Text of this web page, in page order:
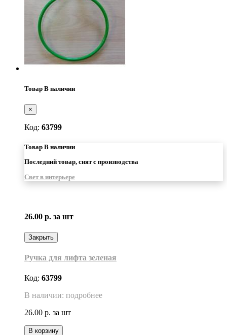
Товар В наличии
×
Код: 63799
Товар В наличии
Последний товар, снят с производства
Свет в интерьере
26.00 р. за шт
Закрыть
Ручка для лифта зеленая
Код: 63799
В наличии: подробнее
26.00 р. за шт
В корзину